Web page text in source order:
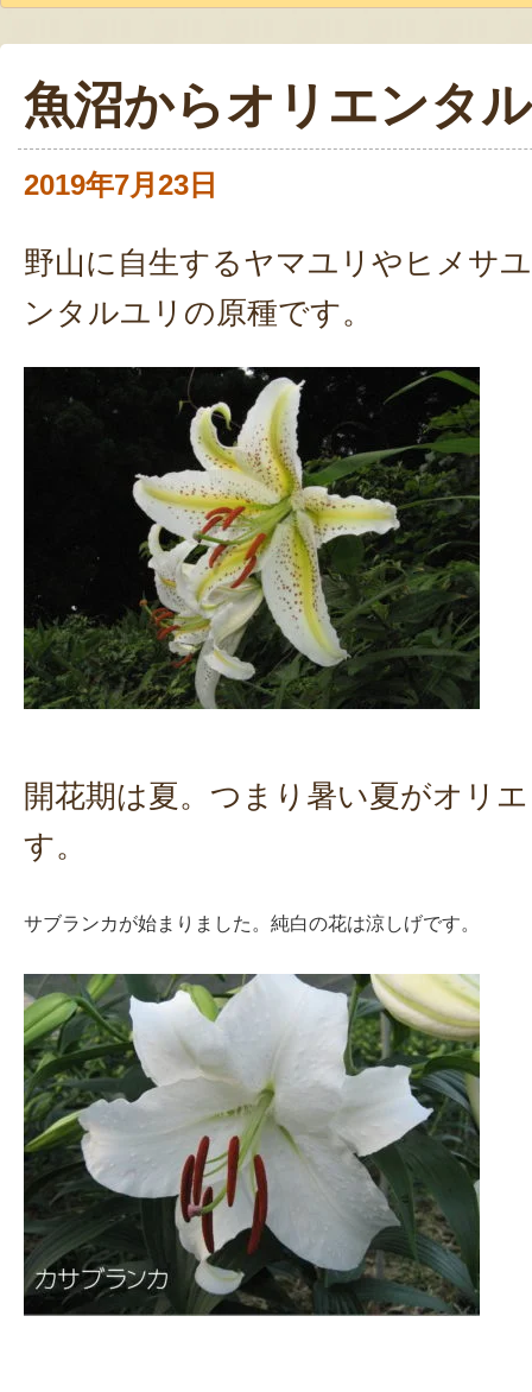
魚沼からオリエンタ
2019年7月23日
野山に自生するヤマユリやヒメサ
ンタルユリの原種です。
開花期は夏。つまり暑い夏がオリ
す。
サブランカが始まりました。純白の花は涼しげです。